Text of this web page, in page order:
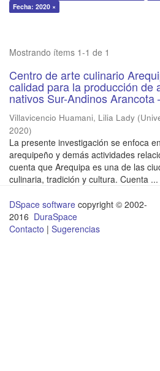
Fecha: 2020 ×
Mostrando ítems 1-1 de 1
Centro de arte culinario
calidad para la producción de
nativos Sur-Andinos Arancota
Villavicencio Huamani, Lilia Lady (
2020)
La presente investigación se enfoca
arequipeño y demás actividades
cuenta que Arequipa es una de las
culinaria, tradición y cultura. Cuenta ...
DSpace software copyright © 2002-
2016 DuraSpace
Contacto | Sugerencias